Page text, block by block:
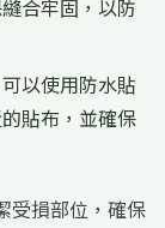
合牢固，以防
以使用防水貼
貼布，並確保
受損部位，確保